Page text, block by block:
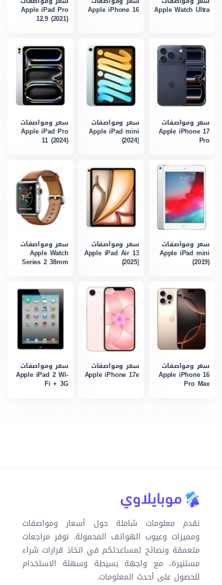
Apple Watch Ultra
Apple iPhone 16
Apple iPad Pro
12.9 (2021)
سعر ومواصفات
Apple iPhone 17
Pro
سعر ومواصفات
Apple iPad mini
(2024)
سعر ومواصفات
Apple iPad Pro
11 (2024)
سعر ومواصفات
Apple iPad mini
(2019)
سعر ومواصفات
Apple iPad Air 13
(2025)
سعر ومواصفات
Apple Watch
Series 2 38mm
سعر ومواصفات
Apple iPhone 16
Pro Max
سعر ومواصفات
Apple iPhone 17e
سعر ومواصفات
Apple iPad 2 Wi-
Fi + 3G
نقدم معلومات شاملة حول أسعار ومواصفات
ومميزات وعيوب الهواتف المحمولة. نوفر مراجعات
متعمقة ونصائح لمساعدتكم في اتخاذ قرارات شراء
مستنيرة، مع واجهة بسيطة وسهلة الاستخدام
للحصول على أحدث المعلومات.